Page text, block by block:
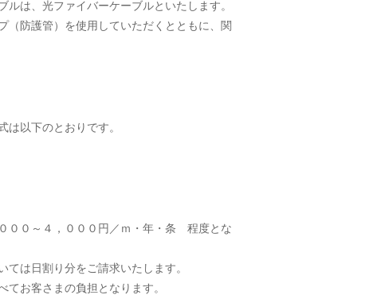
は、光ファイバーケーブルといたします。
（防護管）を使用していただくとともに、関
以下のとおりです。
００～４，０００円／ｍ・年・条 程度とな
は日割り分をご請求いたします。
お客さまの負担となります。